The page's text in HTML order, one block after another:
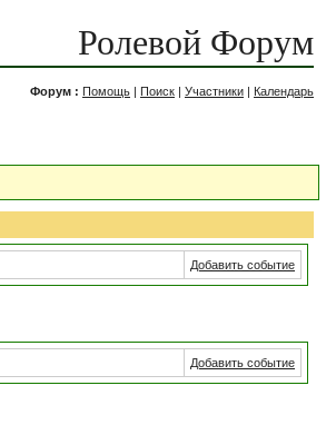
Ролевой Форум
Форум : Помощь | Поиск | Участники | Календарь
Добавить событие
Добавить событие